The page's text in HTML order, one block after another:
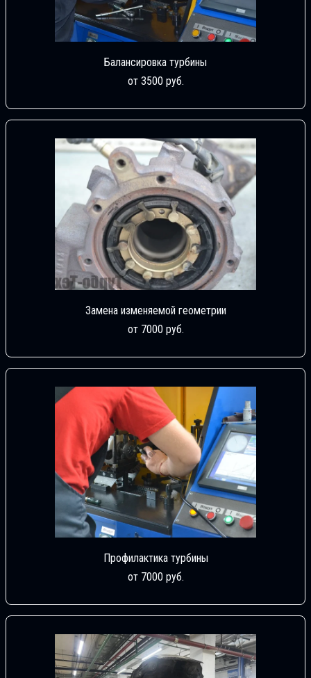
Балансировка турбины
от 3500 руб.
Замена изменяемой геометрии
от 7000 руб.
Профилактика турбины
от 7000 руб.